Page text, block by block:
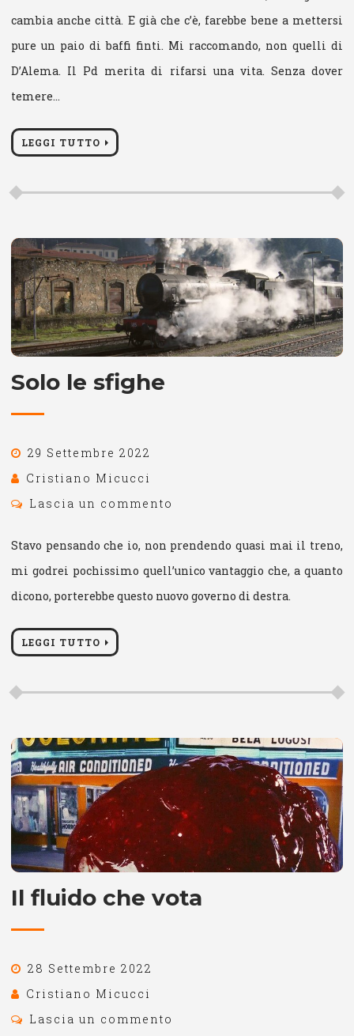
cambia anche città. E già che c’è, farebbe bene a mettersi
pure un paio di baffi finti. Mi raccomando, non quelli di
D’Alema. Il Pd merita di rifarsi una vita. Senza dover
temere…
LEGGI TUTTO
Solo le sfighe
29 Settembre 2022
Cristiano Micucci
Lascia un commento
Stavo pensando che io, non prendendo quasi mai il treno,
mi godrei pochissimo quell’unico vantaggio che, a quanto
dicono, porterebbe questo nuovo governo di destra.
LEGGI TUTTO
Il fluido che vota
28 Settembre 2022
Cristiano Micucci
Lascia un commento